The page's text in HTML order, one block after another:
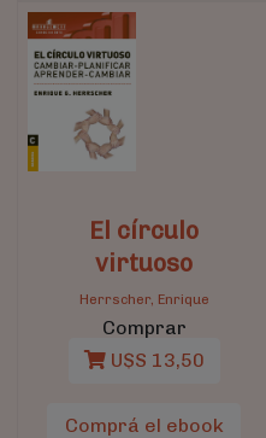
El círculo
virtuoso
Herrscher, Enrique
Comprar
U$S 13,50
Comprá el ebook